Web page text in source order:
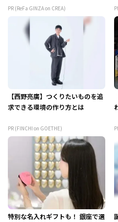
PR (ReFa GINZA on CREA)
【西野亮廣】つくりたいものを追
求できる環境の作り方とは
PR (FINCHI on GOETHE)
特別な名入れギフトも！ 銀座で選